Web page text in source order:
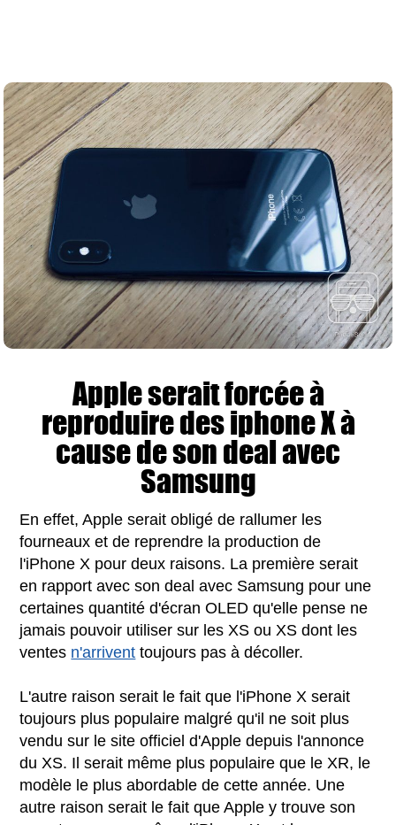
Apple serait forcée à
reproduire des iphone X à
cause de son deal avec
Samsung
En effet, Apple serait obligé de rallumer les
fourneaux et de reprendre la production de
l'iPhone X pour deux raisons. La première serait
en rapport avec son deal avec Samsung pour une
certaines quantité d'écran OLED qu'elle pense ne
jamais pouvoir utiliser sur les XS ou XS dont les
ventes n'arrivent toujours pas à décoller.
L'autre raison serait le fait que l'iPhone X serait
toujours plus populaire malgré qu'il ne soit plus
vendu sur le site officiel d'Apple depuis l'annonce
du XS. Il serait même plus populaire que le XR, le
modèle le plus abordable de cette année. Une
autre raison serait le fait que Apple y trouve son